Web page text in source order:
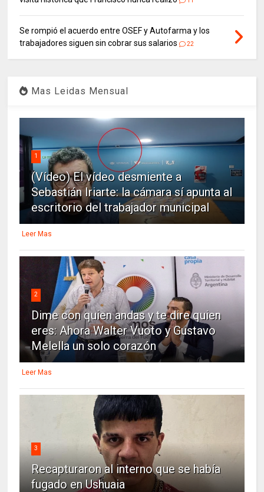
Se rompió el acuerdo entre OSEF y Autofarma y los
trabajadores siguen sin cobrar sus salarios
22
Mas Leidas Mensual
1
(Vídeo) El vídeo desmiente a
Sebastián Iriarte: la cámara sí apunta al
escritorio del trabajador municipal
Leer Mas
2
Dime con quien andas y te dire quien
eres: Ahora Walter Vuoto y Gustavo
Melella un solo corazón
Leer Mas
3
Recapturaron al interno que se había
fugado en Ushuaia